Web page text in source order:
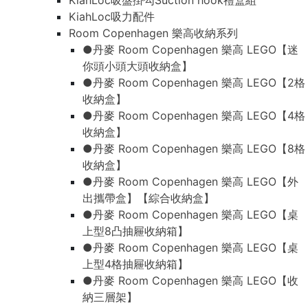
KiahLoc吸力配件
Room Copenhagen 樂高收納系列
●丹麥 Room Copenhagen 樂高 LEGO【迷
你頭小頭大頭收納盒】
●丹麥 Room Copenhagen 樂高 LEGO【2格
收納盒】
●丹麥 Room Copenhagen 樂高 LEGO【4格
收納盒】
●丹麥 Room Copenhagen 樂高 LEGO【8格
收納盒】
●丹麥 Room Copenhagen 樂高 LEGO【外
出攜帶盒】【綜合收納盒】
●丹麥 Room Copenhagen 樂高 LEGO【桌
上型8凸抽屜收納箱】
●丹麥 Room Copenhagen 樂高 LEGO【桌
上型4格抽屜收納箱】
●丹麥 Room Copenhagen 樂高 LEGO【收
納三層架】